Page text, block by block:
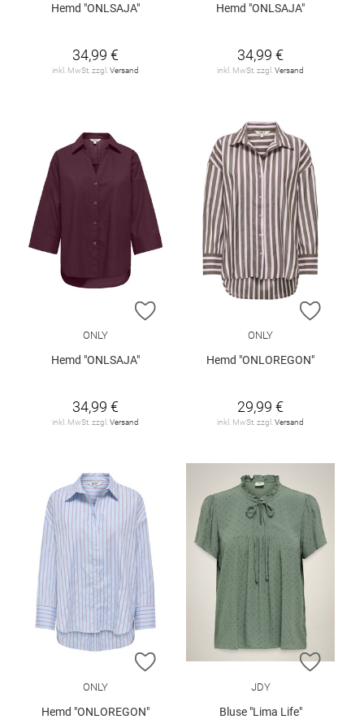
Hemd "ONLSAJA"
34,99 €
inkl. MwSt. zzgl. Versand
Hemd "ONLSAJA"
34,99 €
inkl. MwSt. zzgl. Versand
ZUR WUNSCHLISTE HINZUFÜGEN
ONLY
Hemd "ONLSAJA"
34,99 €
inkl. MwSt. zzgl. Versand
ZUR
ONLY
Hemd "ONLOREGON"
29,99 €
inkl. MwSt. zzgl. Versand
ZUR WUNSCHLISTE HINZUFÜGEN
ONLY
Hemd "ONLOREGON"
ZUR
JDY
Bluse "Lima Life"